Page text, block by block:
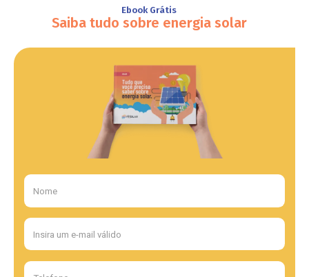
Ebook Grátis
Saiba tudo sobre energia solar